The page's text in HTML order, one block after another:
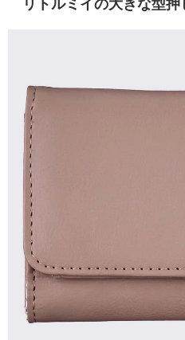
リトルミイの大きな型